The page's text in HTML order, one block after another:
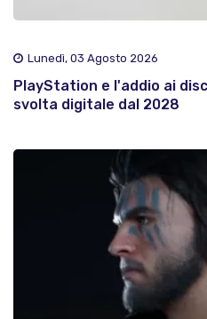
Lunedì, 03 Agosto 2026
PlayStation e l'addio ai
svolta digitale dal 2028